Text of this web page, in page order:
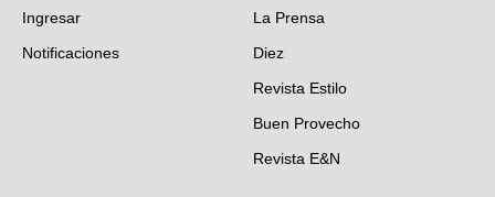
Deportes
Videos
Ingresar
Notificaciones
La Prensa
Diez
Revista Estilo
Buen Provecho
Revista E&N